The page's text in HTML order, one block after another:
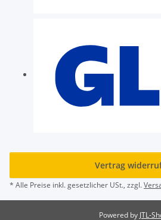
Vertrag
* Alle Preise inkl. gesetzlicher USt., zzgl.
Powered by JTL-